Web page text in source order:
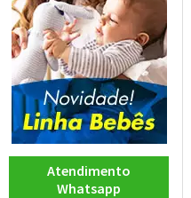
Atendimento
Whatsapp